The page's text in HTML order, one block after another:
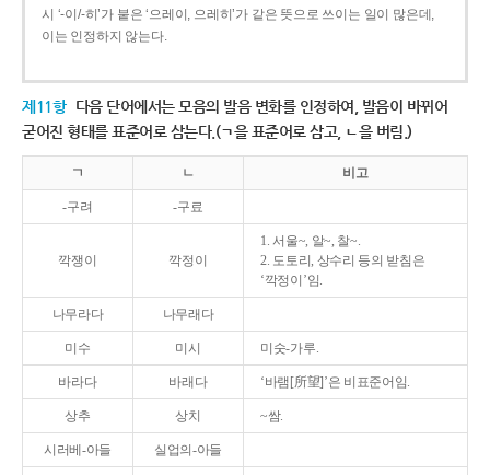
시 ‘-이/-히’가 붙은 ‘으레이, 으레히’가 같은 뜻으로 쓰이는 일이 많은데,
이는 인정하지 않는다.
제11항 다음 단어에서는 모음의 발음 변화를 인정하여, 발음이 바뀌어
굳어진 형태를 표준어로 삼는다.(ㄱ을 표준어로 삼고, ㄴ을 버림.)
ㄱ ㄴ 비고
-구려 -구료
깍쟁이 깍정이
1. 서울~, 알~, 찰~.
2. 도토리, 상수리 등의 받침은
‘깍정이’임.
나무라다 나무래다
미수 미시 미숫-가루.
바라다 바래다 ‘바램[所望]’은 비표준어임.
상추 상치 ~쌈.
시러베-아들 실업의-아들